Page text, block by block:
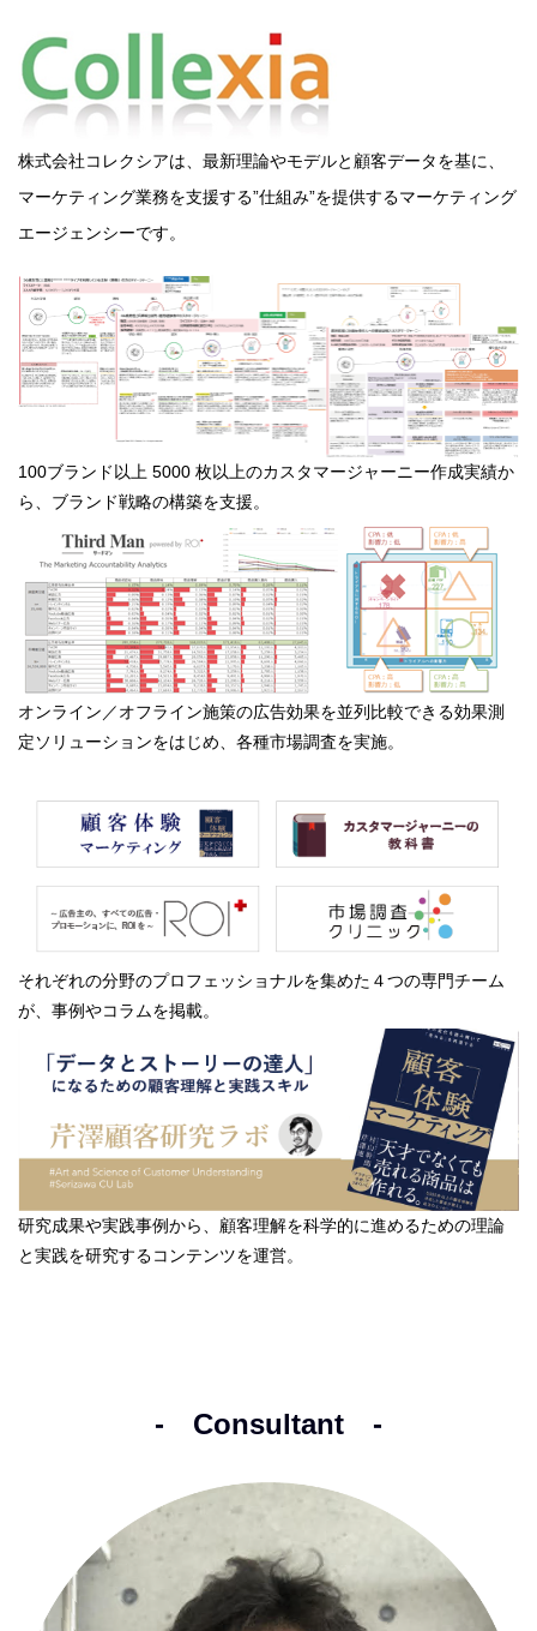
株式会社コレクシアは、最新理論やモデルと顧客データを基に、
マーケティング業務を支援する”仕組み”を提供するマーケティング
エージェンシーです。
100ブランド以上 5000 枚以上のカスタマージャーニー作成実績か
ら、ブランド戦略の構築を支援。
オンライン／オフライン施策の広告効果を並列比較できる効果測
定ソリューションをはじめ、各種市場調査を実施。
それぞれの分野のプロフェッショナルを集めた４つの専門チーム
が、事例やコラムを掲載。
研究成果や実践事例から、顧客理解を科学的に進めるための理論
と実践を研究するコンテンツを運営。
- Consultant -